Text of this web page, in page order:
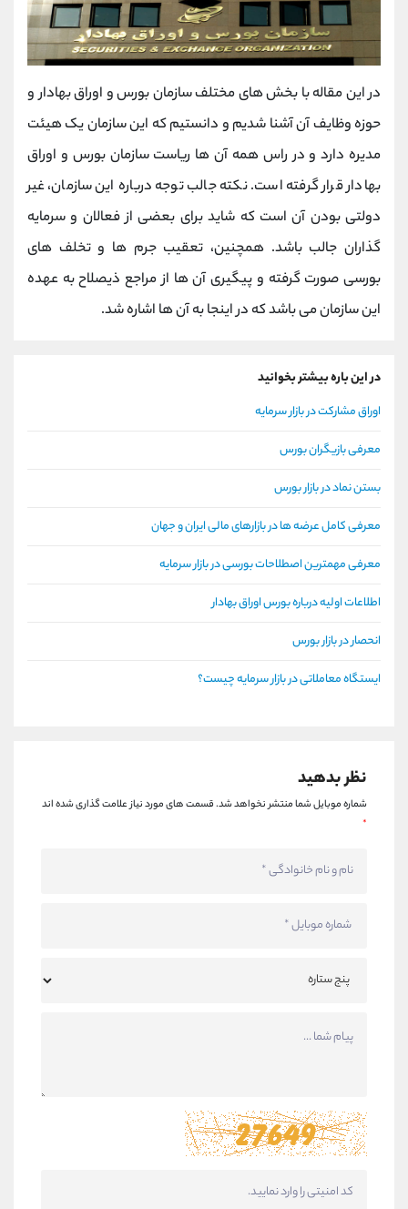
در این مقاله با بخش های مختلف سازمان بورس و اوراق بهادار و
حوزه وظایف آن آشنا شدیم و دانستیم که این سازمان یک هیئت
مدیره دارد و در راس همه آن ها ریاست سازمان بورس و اوراق
بهادار قرار گرفته است. نکته جالب توجه درباره این سازمان، غیر
دولتی بودن آن است که شاید برای بعضی از فعالان و سرمایه
گذاران جالب باشد. همچنین، تعقیب جرم ها و تخلف های
بورسی صورت گرفته و پیگیری آن ها از مراجع ذیصلاح به عهده
این سازمان می باشد که در اینجا به آن ها اشاره شد.
در این باره بیشتر بخوانید
اوراق مشارکت در بازار سرمایه
معرفی بازیگران بورس
بستن نماد در بازار بورس
معرفی کامل عرضه ها در بازارهای مالی ایران و جهان
معرفی مهمترین اصطلاحات بورسی در بازار سرمایه
اطلاعات اولیه درباره بورس اوراق بهادار
انحصار در بازار بورس
ایستگاه معاملاتی در بازار سرمایه چیست؟
نظر بدهید
شماره موبایل شما منتشر نخواهد شد.قسمت های مورد نیاز علامت گذاری شده اند
*